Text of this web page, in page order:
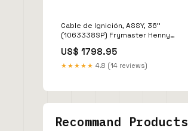
Cable de Ignición, ASSY, 36''
(1063338SP) Frymaster Henny
US$ 1798.95
★★★★★ 4.8 (14 reviews)
Recommand Products